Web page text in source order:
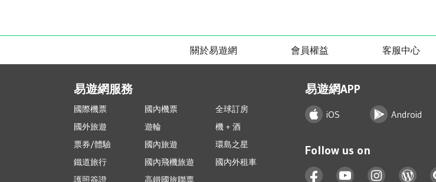
關於易遊網 會員權益 客服中心
易遊網服務
國際機票 國內機票
全球訂房
國外旅遊
遊輪
機 + 酒
票券/體驗
國內旅遊
環島之星
鐵道旅行
國內飛機旅遊
國內外租車
護照簽證
高鐵國旅聯票
易遊網APP
iOS Android
Follow us on